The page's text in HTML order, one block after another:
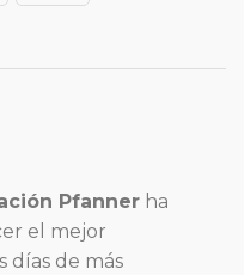
Pfanner ha
el mejor
días de más